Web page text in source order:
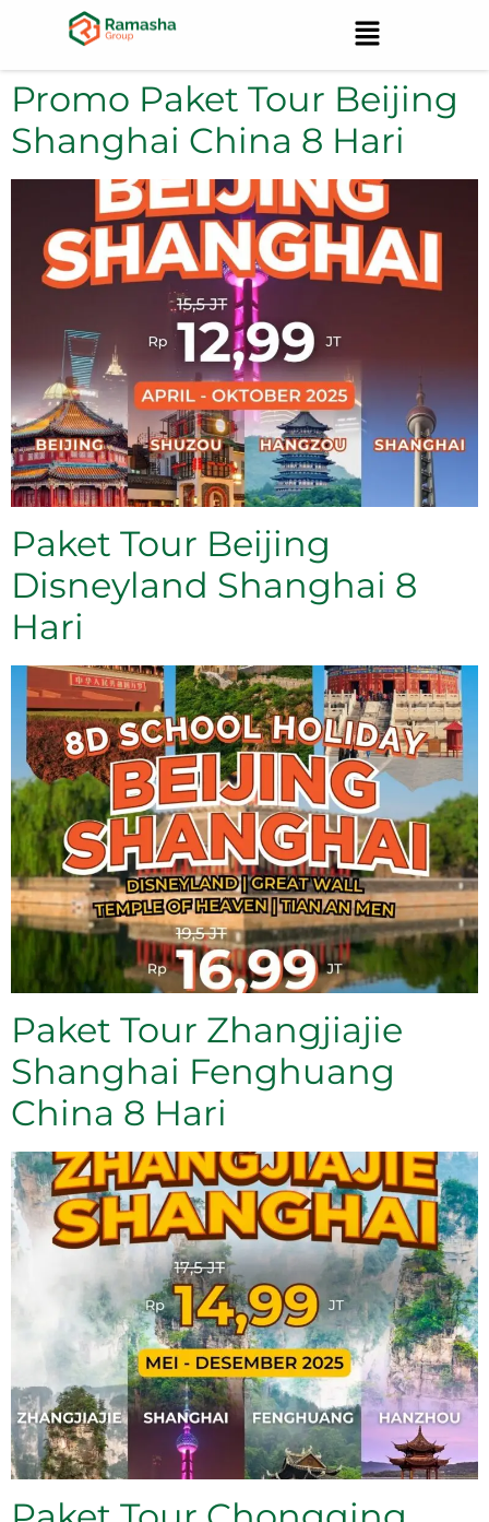
Promo Paket Tour Beijing
Shanghai China 8 Hari
Paket Tour Beijing
Disneyland Shanghai 8
Hari
Paket Tour Zhangjiajie
Shanghai Fenghuang
China 8 Hari